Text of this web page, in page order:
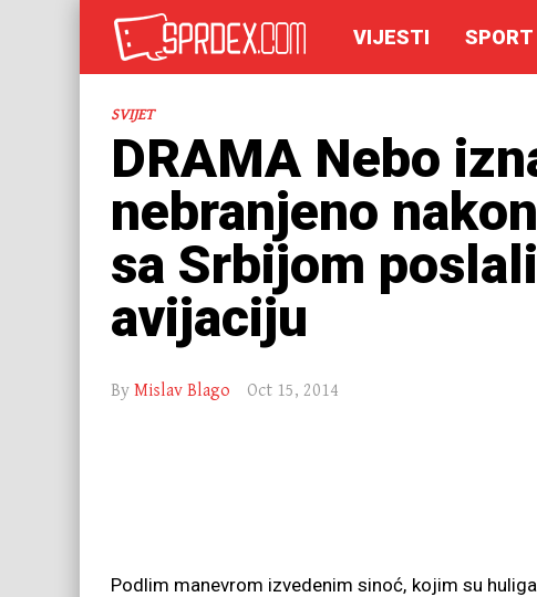
VIJESTI SPORT
SVIJET
DRAMA Nebo
nebranjeno
sa Srbijom
avijaciju
By Mislav Blago Oct 15, 2014
Podlim manevrom izvedenim sinoć, kojim su